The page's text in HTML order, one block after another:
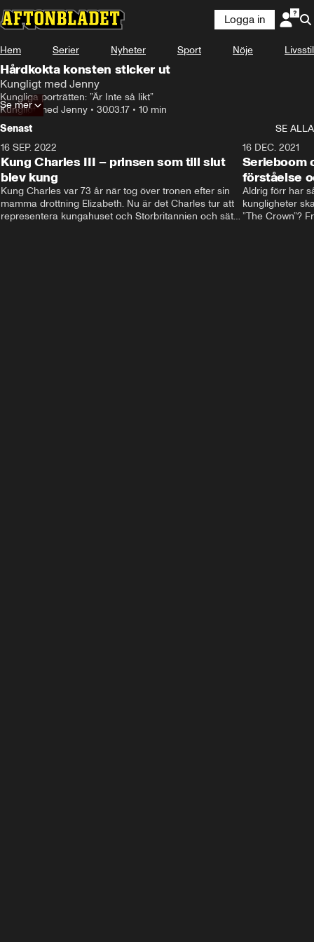
Logga in
Hem Serier Nyheter Sport Nöje Livsstil
Hårdkokta konsten sticker ut
Kungligt med Jenny
Kungliga porträtten: ”Är Inte så likt”
Kungligt med Jenny • 30.03.17 • 10 min
Se mer
Senast
SE ALLA
16 SEP. 2022
Kung Charles III – prinsen som till slut
blev kung
Kung Charles var 73 år när tog över tronen efter sin
mamma drottning Elizabeth. Nu är det Charles tur att
representera kungahuset och Storbritannien och sätta
16 DEC. 2021
Serieboom
förståelse
Aldrig förr har
kungligheter
”The Crown”?